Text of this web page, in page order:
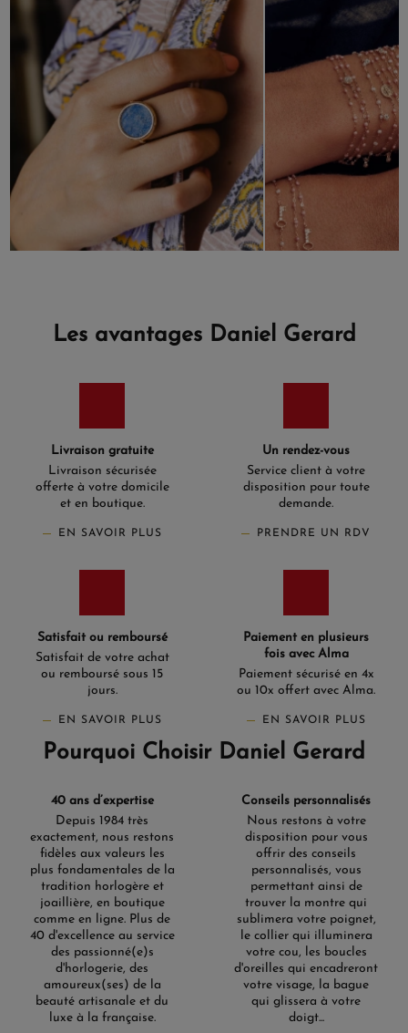
Les avantages Daniel Gerard
Livraison gratuite
Livraison sécurisée
offerte à votre domicile
et en boutique.
EN SAVOIR PLUS
Un rendez-vous
Service client à votre
disposition pour toute
demande.
PRENDRE UN RDV
Satisfait ou remboursé
Satisfait de votre achat
ou remboursé sous 15
jours.
EN SAVOIR PLUS
Paiement en plusieurs
fois avec Alma
Paiement sécurisé en 4x
ou 10x offert avec Alma.
EN SAVOIR PLUS
Pourquoi Choisir Daniel Gerard
40 ans d’expertise
Depuis 1984 très
exactement, nous restons
fidèles aux valeurs les
plus fondamentales de la
tradition horlogère et
joaillière, en boutique
comme en ligne. Plus de
40 d'excellence au service
des passionné(e)s
d'horlogerie, des
amoureux(ses) de la
beauté artisanale et du
luxe à la française.
Conseils personnalisés
Nous restons à votre
disposition pour vous
offrir des conseils
personnalisés, vous
permettant ainsi de
trouver la montre qui
sublimera votre poignet,
le collier qui illuminera
votre cou, les boucles
d'oreilles qui encadreront
votre visage, la bague
qui glissera à votre
doigt...